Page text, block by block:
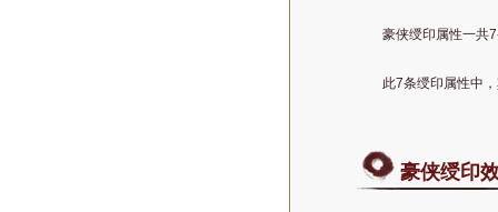
豪侠绶印属性一共
此7条绶印属性中
豪侠绶印